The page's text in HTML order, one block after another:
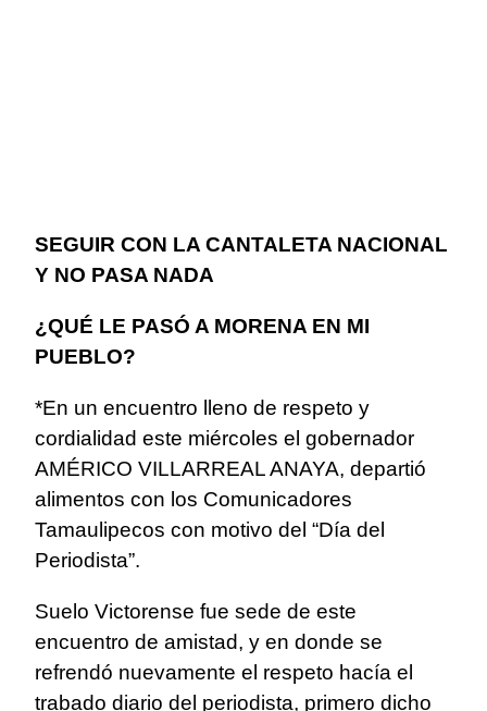
SEGUIR CON LA CANTALETA NACIONAL
Y NO PASA NADA
¿QUÉ LE PASÓ A MORENA EN MI
PUEBLO?
*En un encuentro lleno de respeto y
cordialidad este miércoles el gobernador
AMÉRICO VILLARREAL ANAYA, departió
alimentos con los Comunicadores
Tamaulipecos con motivo del “Día del
Periodista”.
Suelo Victorense fue sede de este
encuentro de amistad, y en donde se
refrendó nuevamente el respeto hacía el
trabado diario del periodista, primero dicho